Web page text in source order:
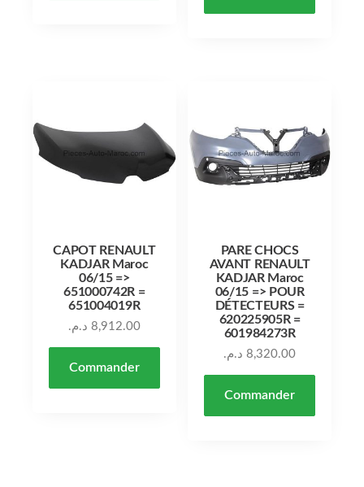
CAPOT RENAULT
KADJAR Maroc
06/15 =>
651000742R =
651004019R
8,912.00 د.م.
Commander
PARE CHOCS
AVANT RENAULT
KADJAR Maroc
06/15 => POUR
DÉTECTEURS =
620225905R =
601984273R
8,320.00 د.م.
Commander